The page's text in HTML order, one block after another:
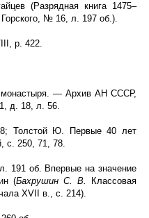
(Разрядная книга 1475–
№ 16, л. 197 об.).
p. 422.
монастыря. — Архив АН СССР,
д. 18, л. 56.
Толстой Ю. Первые 40 лет
с. 250, 71, 78.
191 об. Впервые на значение
(Бахрушин С. В.
Классовая
XVII в., с. 214).